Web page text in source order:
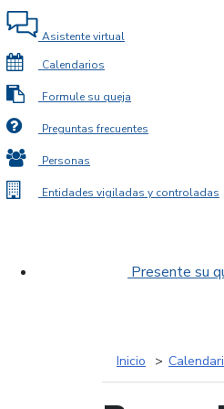
Asistente virtual
Calendarios
Formule su queja
Preguntas frecuentes
Personas
Entidades vigiladas y controladas
Presente su
Inicio